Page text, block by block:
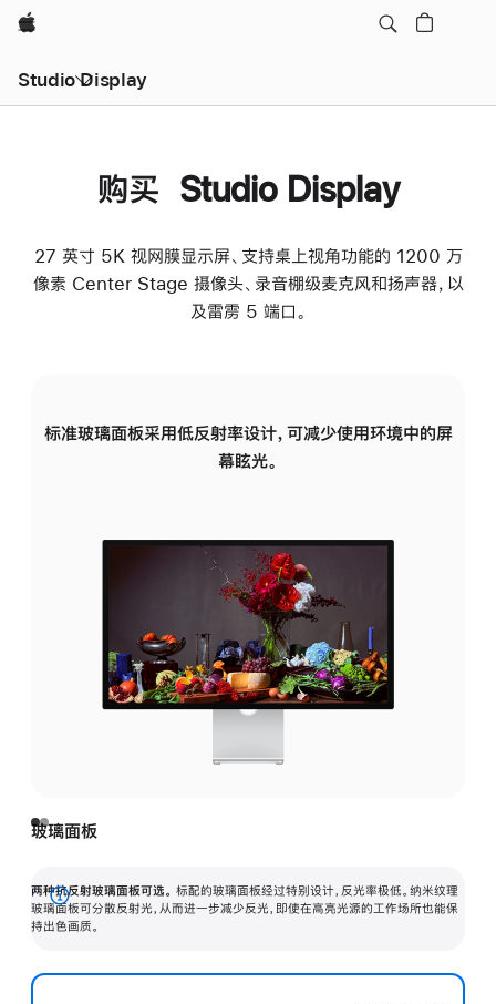
Apple
Studio Display
购买 Studio Display
27 英寸 5K 视网膜显示屏、支持桌上视角功能的 1200 万
像素 Center Stage 摄像头、录音棚级麦克风和扬声器，以
及雷雳 5 端口。
标准玻璃面板采用低反射率设计，可减少使用环境中的屏
幕眩光。
玻璃面板
两种抗反射玻璃面板可选。 标配的玻璃面板经过特别设计，反光率极低。纳米纹理
玻璃面板可分散反射光，从而进一步减少反光，即使在高亮光源的工作场所也能保
持出色画质。
展
开